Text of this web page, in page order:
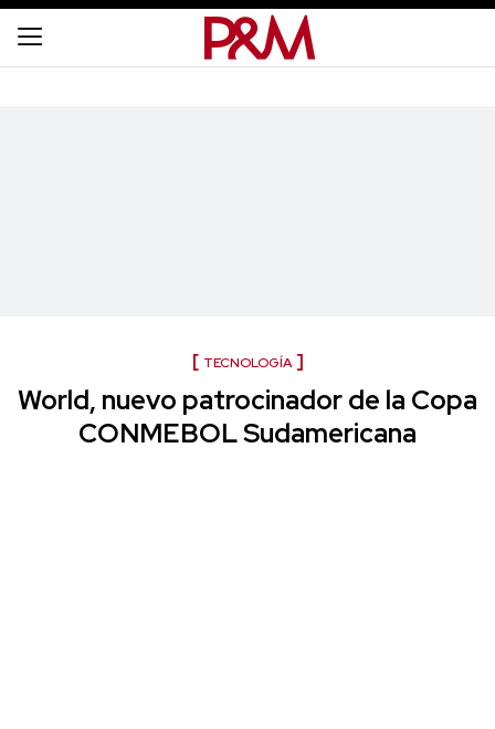
TECNOLOGÍA
World, nuevo patrocinador de la Copa
CONMEBOL Sudamericana